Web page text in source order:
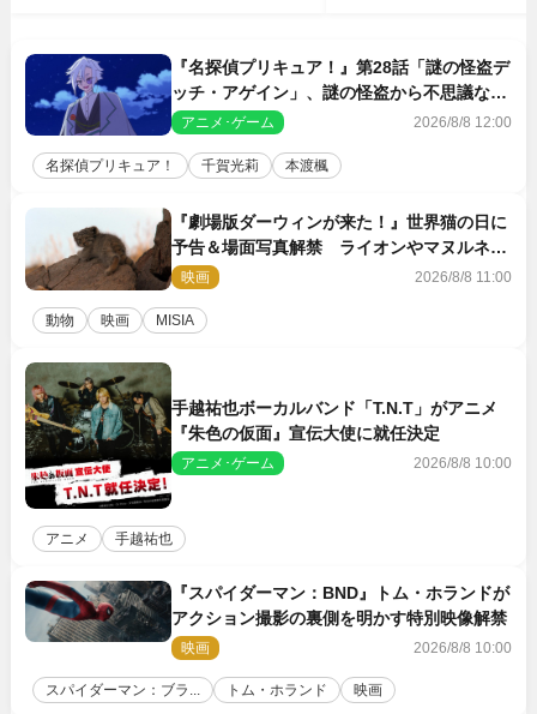
『名探偵プリキュア！』第28話「謎の怪盗デ
ッチ・アゲイン」、謎の怪盗から不思議な予
告状が届く
アニメ･ゲーム 2026/8/8 12:00
名探偵プリキュア！ 千賀光莉 本渡楓
『劇場版ダーウィンが来た！』世界猫の日に
予告＆場面写真解禁 ライオンやマヌルネコ
の赤ちゃんが大集合
映画 2026/8/8 11:00
動物 映画 MISIA
手越祐也ボーカルバンド「T.N.T」がアニメ
『朱色の仮面』宣伝大使に就任決定
アニメ･ゲーム 2026/8/8 10:00
アニメ 手越祐也
『スパイダーマン：BND』トム・ホランドが
アクション撮影の裏側を明かす特別映像解禁
映画 2026/8/8 10:00
スパイダーマン：ブラ... トム・ホランド 映画